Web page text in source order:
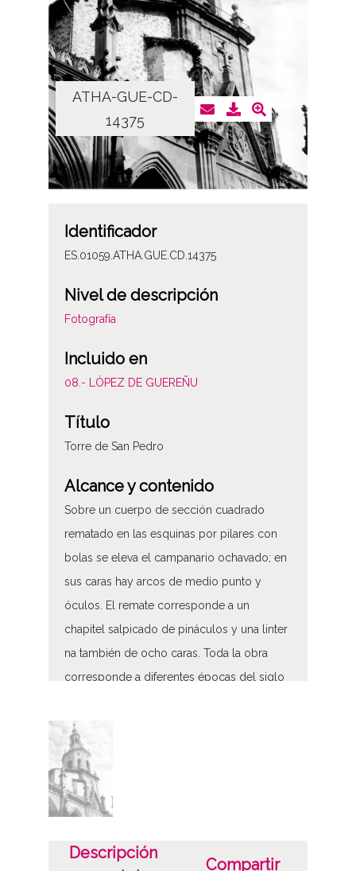
ATHA-GUE-CD-
14375
Identificador
ES.01059.ATHA.GUE.CD.14375
Nivel de descripción
Fotografía
Incluido en
08.- LÓPEZ DE GUEREÑU
Título
Torre de San Pedro
Alcance y contenido
Sobre un cuerpo de sección cuadrado
rematado en las esquinas por pilares con
bolas se eleva el campanario ochavado; en
sus caras hay arcos de medio punto y
óculos. El remate corresponde a un
chapitel salpicado de pináculos y una linter
na también de ocho caras. Toda la obra
corresponde a diferentes épocas del siglo
fachada del pórtico nuevo de San Pedro
Torre de San Pedro
Tipo de contenido
Fotográfico
Características del soporte
Descripción
Compartir